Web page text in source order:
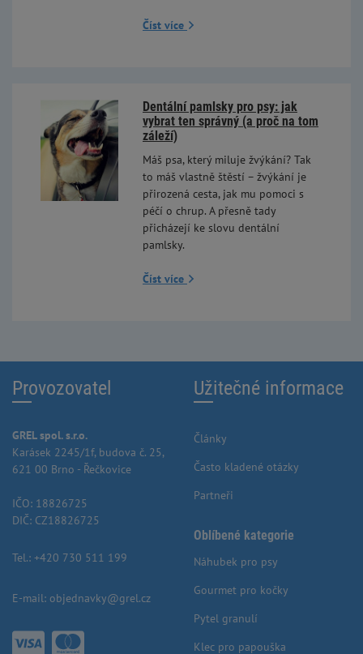
Číst více
Dentální pamlsky pro psy: jak
vybrat ten správný (a proč na tom
záleží)
Máš psa, který miluje žvýkání? Tak
to máš vlastně štěstí – žvýkání je
přirozená cesta, jak mu pomoci s
péčí o chrup. A přesně tady
přicházejí ke slovu dentální
pamlsky.
Číst více
Provozovatel
GREL spol. s.r.o.
Karásek 2245/1f, budova č. 25,
621 00 Brno - Řečkovice
IČO: 18826725
DIČ: CZ18826725
Tel.: +420 730 511 199
E-mail: objednavky@grel.cz
Užitečné informace
Články
Často kladené otázky
Partneři
Oblíbené kategorie
Náhubek pro psy
Gourmet pro kočky
Pytel granulí
Klec pro papouška